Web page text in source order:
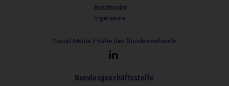
Social Media Profile des Bundesverbands
Bundesgeschäftsstelle